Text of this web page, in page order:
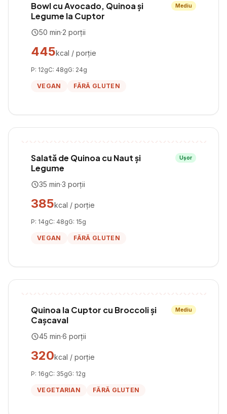
Bowl cu Avocado, Quinoa și
Legume la Cuptor
Mediu
50 min·2 porții
445kcal / porție
P: 12gC: 48gG: 24g
VEGAN FĂRĂ GLUTEN
Salată de Quinoa cu Naut și
Legume
Ușor
35 min·3 porții
385kcal / porție
P: 14gC: 48gG: 15g
VEGAN FĂRĂ GLUTEN
Quinoa la Cuptor cu Broccoli și
Cașcaval
Mediu
45 min·6 porții
320kcal / porție
P: 16gC: 35gG: 12g
VEGETARIAN FĂRĂ GLUTEN